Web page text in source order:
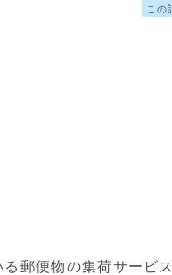
この
郵便物の集荷サービ